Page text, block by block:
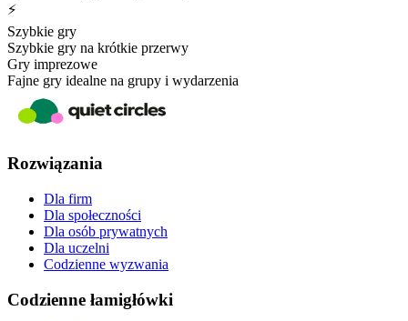
⚡
Szybkie gry
Szybkie gry na krótkie przerwy
Gry imprezowe
Fajne gry idealne na grupy i wydarzenia
Rozwiązania
Dla firm
Dla społeczności
Dla osób prywatnych
Dla uczelni
Codzienne wyzwania
Codzienne łamigłówki